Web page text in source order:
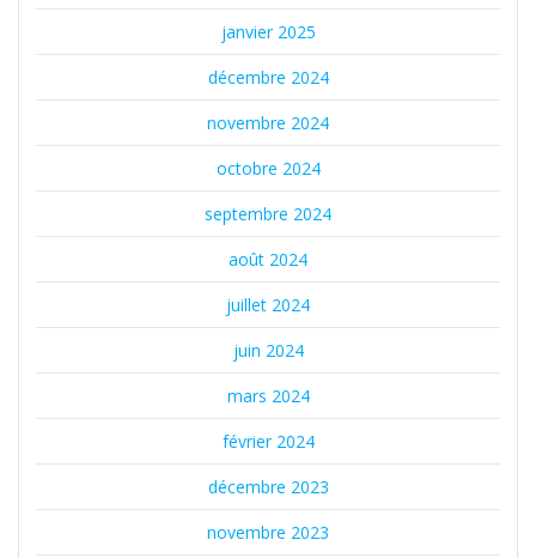
janvier 2025
décembre 2024
novembre 2024
octobre 2024
septembre 2024
août 2024
juillet 2024
juin 2024
mars 2024
février 2024
décembre 2023
novembre 2023